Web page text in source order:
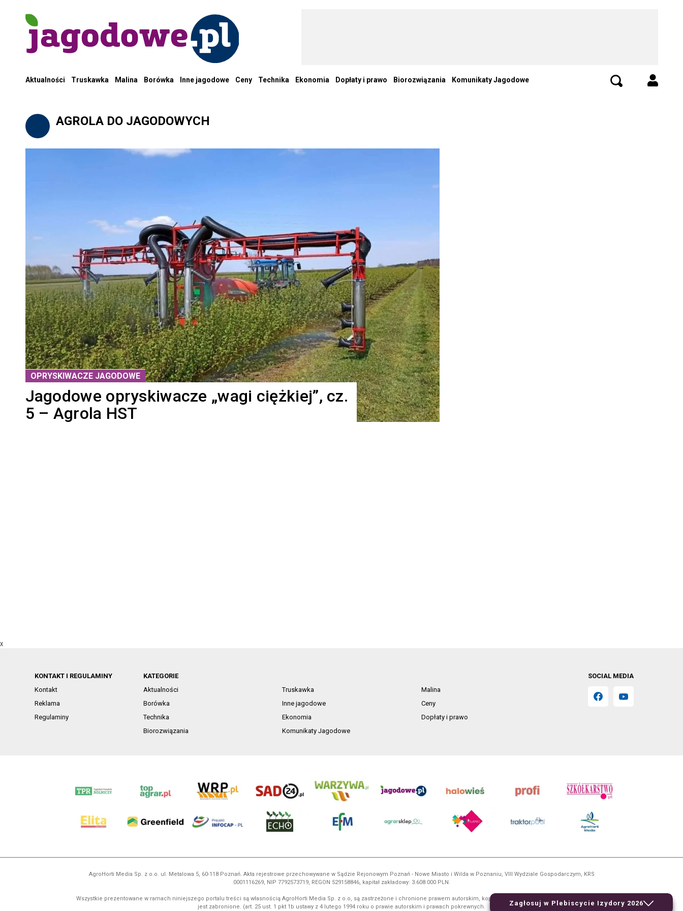
Aktualności Truskawka Malina Borówka Inne jagodowe Ceny Technika Ekonomia Dopłaty i prawo Biorozwiązania Komunikaty Jagodowe
AGROLA DO JAGODOWYCH
OPRYSKIWACZE JAGODOWE
Jagodowe opryskiwacze „wagi ciężkiej”, cz.
5 – Agrola HST
X
Zagłosuj w Plebiscycie Izydory 2026
KONTAKT I REGULAMINY
Kontakt
Reklama
Regulaminy
KATEGORIE
Aktualności
Truskawka
Malina
Borówka
Inne jagodowe
Ceny
Technika
Ekonomia
Dopłaty i prawo
Biorozwiązania
Komunikaty Jagodowe
SOCIAL MEDIA
AgroHorti Media Sp. z o.o. ul. Metalowa 5, 60-118 Poznań. Akta rejestrowe przechowywane w Sądzie Rejonowym Poznań - Nowe Miasto i Wilda w Poznaniu, VIII Wydziale Gospodarczym, KRS
0001116269, NIP 7792573719, REGON 529158846, kapitał zakładowy: 3.608.000 PLN.
Wszystkie prezentowane w ramach niniejszego portalu treści są własnością AgroHorti Media Sp. z o.o, są zastrzeżone i chronione prawem autorskim, kopiowanie i dalsze rozpowszechnianie treści
jest zabronione. (art. 25 ust. 1 pkt 1b ustawy z 4 lutego 1994 roku o prawie autorskim i prawach pokrewnych.